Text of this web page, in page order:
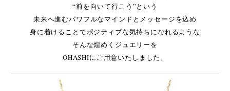
“前を向いて行こう”という
未来へ進むパワフルなマインドとメッセージを込め
身に着けることでポジティブな気持ちになれるような
そんな煌めくジュエリーを
OHASHIにご用意いたしました。